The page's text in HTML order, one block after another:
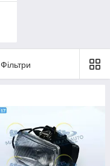
Фільтри